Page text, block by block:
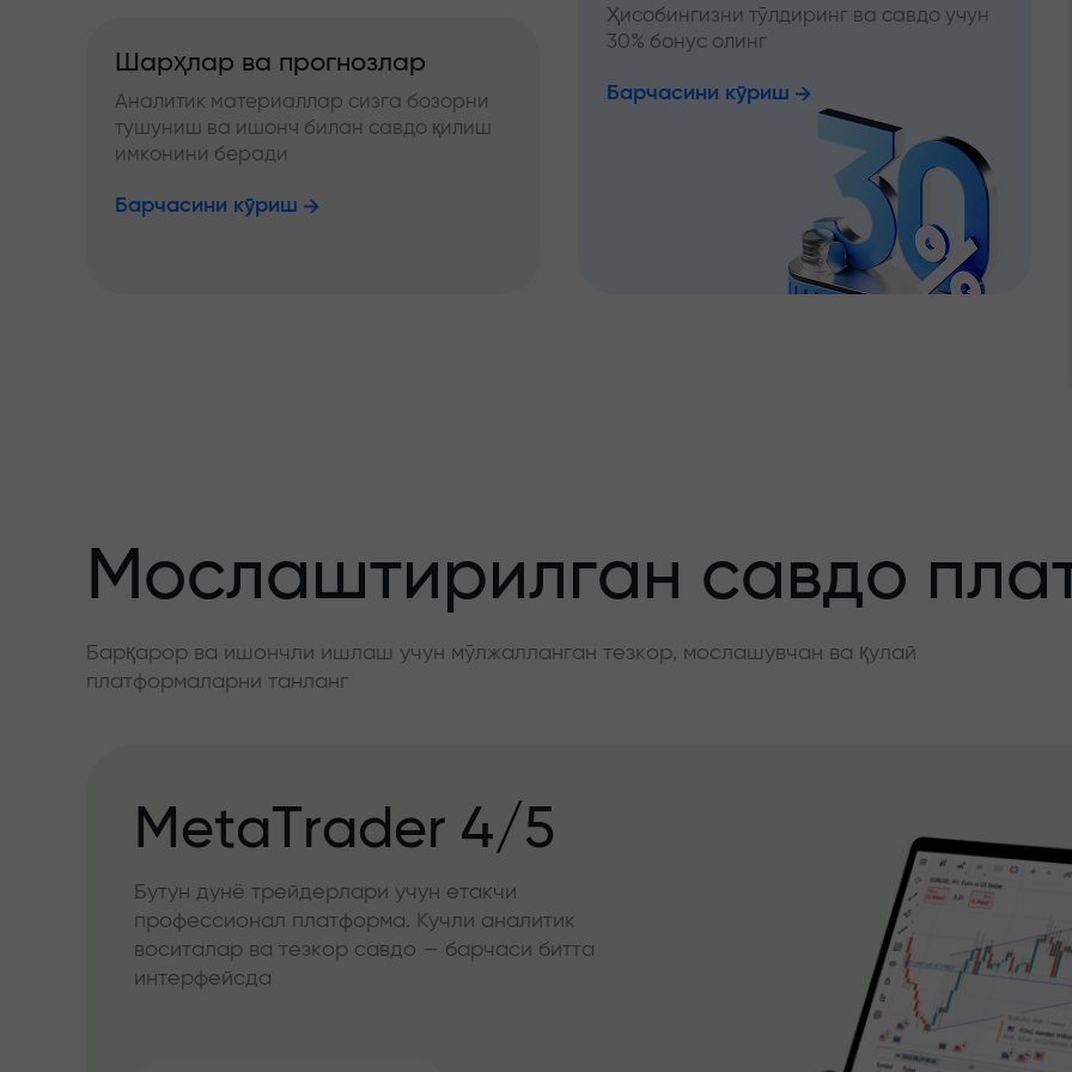
Шарҳлар ва прогнозлар
Аналитик материаллар сизга бозорни
тушуниш ва ишонч билан савдо қилиш
имконини беради
Барчасини кўриш
Ҳисобингизни тўлдиринг ва савдо учун
30% бонус олинг
Барчасини кўриш
Мослаштирилган савдо
Барқарор ва ишончли ишлаш учун мўлжалланган тезкор, мослашувчан ва қулай
платформаларни танланг
MetaTrader 4/5
Бутун дунё трейдерлари учун етакчи
профессионал платформа. Кучли аналитик
воситалар ва тезкор савдо — барчаси битта
интерфейсда